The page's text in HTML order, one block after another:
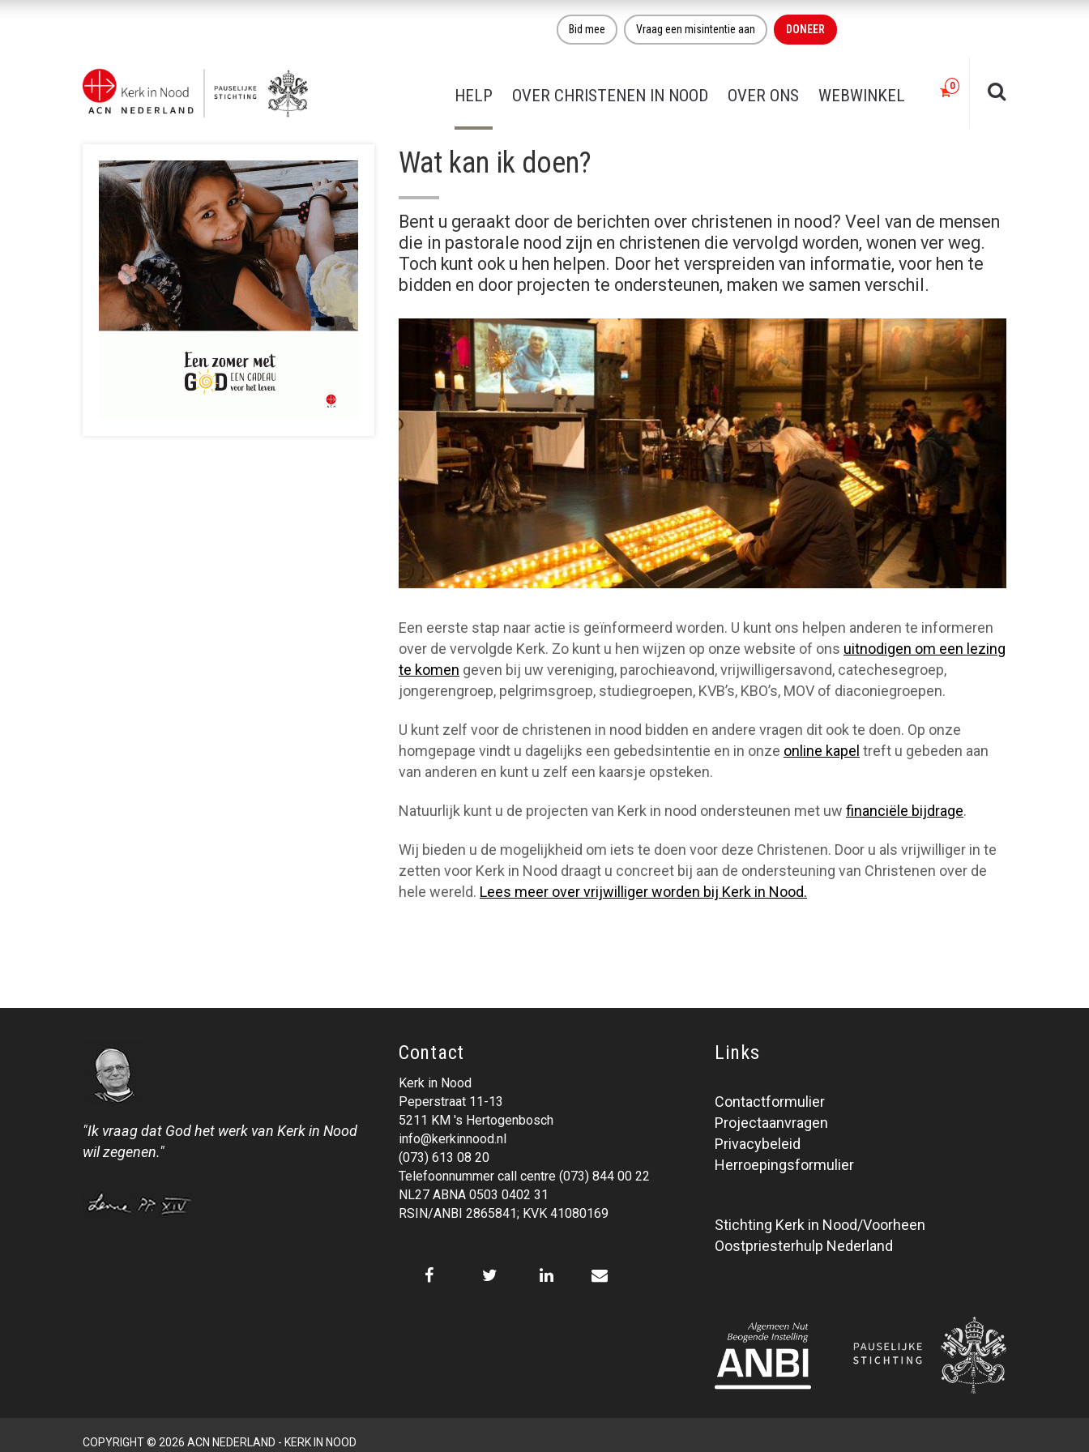
Bid mee Vraag een misintentie aan DONEER
HELP OVER CHRISTENEN IN NOOD OVER ONS WEBWINKEL
Wat kan ik doen?
Bent u geraakt door de berichten over christenen in nood? Veel van de mensen
die in pastorale nood zijn en christenen die vervolgd worden, wonen ver weg.
Toch kunt ook u hen helpen. Door het verspreiden van informatie, voor hen te
bidden en door projecten te ondersteunen, maken we samen verschil.
Een eerste stap naar actie is geïnformeerd worden. U kunt ons helpen anderen te informeren
over de vervolgde Kerk. Zo kunt u hen wijzen op onze website of ons uitnodigen om een lezing
te komen geven bij uw vereniging, parochieavond, vrijwilligersavond, catechesegroep,
jongerengroep, pelgrimsgroep, studiegroepen, KVB’s, KBO’s, MOV of diaconiegroepen.
U kunt zelf voor de christenen in nood bidden en andere vragen dit ook te doen. Op onze
homgepage vindt u dagelijks een gebedsintentie en in onze online kapel treft u gebeden aan
van anderen en kunt u zelf een kaarsje opsteken.
Natuurlijk kunt u de projecten van Kerk in nood ondersteunen met uw financiële bijdrage.
Wij bieden u de mogelijkheid om iets te doen voor deze Christenen. Door u als vrijwilliger in te
zetten voor Kerk in Nood draagt u concreet bij aan de ondersteuning van Christenen over de
hele wereld. Lees meer over vrijwilliger worden bij Kerk in Nood.
"Ik vraag dat God het werk van Kerk in Nood
wil zegenen."
Contact
Kerk in Nood
Peperstraat 11-13
5211 KM 's Hertogenbosch
info@kerkinnood.nl
(073) 613 08 20
Telefoonnummer call centre (073) 844 00 22
NL27 ABNA 0503 0402 31
RSIN/ANBI 2865841; KVK 41080169
Links
Contactformulier
Projectaanvragen
Privacybeleid
Herroepingsformulier
Stichting Kerk in Nood/Voorheen
Oostpriesterhulp Nederland
COPYRIGHT © 2026 ACN NEDERLAND - KERK IN NOOD